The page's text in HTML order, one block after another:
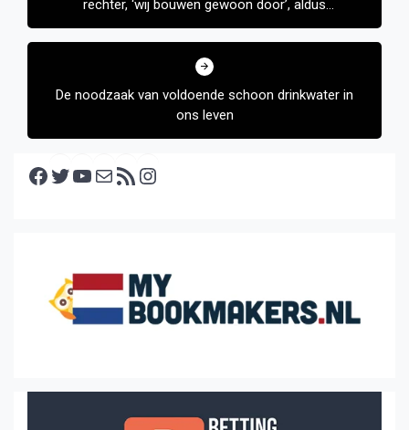
rechter, ‘wij bouwen gewoon door’, aldus
wethouder van Langen
De noodzaak van voldoende schoon drinkwater in
ons leven
Facebook Twitter YouTube E-mail RSS feed